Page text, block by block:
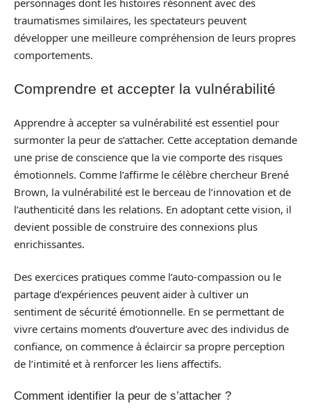
traumatismes similaires, les spectateurs peuvent
développer une meilleure compréhension de leurs propres
comportements.
Comprendre et accepter la vulnérabilité
Apprendre à accepter sa vulnérabilité est essentiel pour
surmonter la peur de s’attacher. Cette acceptation demande
une prise de conscience que la vie comporte des risques
émotionnels. Comme l’affirme le célèbre chercheur Brené
Brown, la vulnérabilité est le berceau de l’innovation et de
l’authenticité dans les relations. En adoptant cette vision, il
devient possible de construire des connexions plus
enrichissantes.
Des exercices pratiques comme l’auto-compassion ou le
partage d’expériences peuvent aider à cultiver un
sentiment de sécurité émotionnelle. En se permettant de
vivre certains moments d’ouverture avec des individus de
confiance, on commence à éclaircir sa propre perception
de l’intimité et à renforcer les liens affectifs.
Comment identifier la peur de s’attacher ?